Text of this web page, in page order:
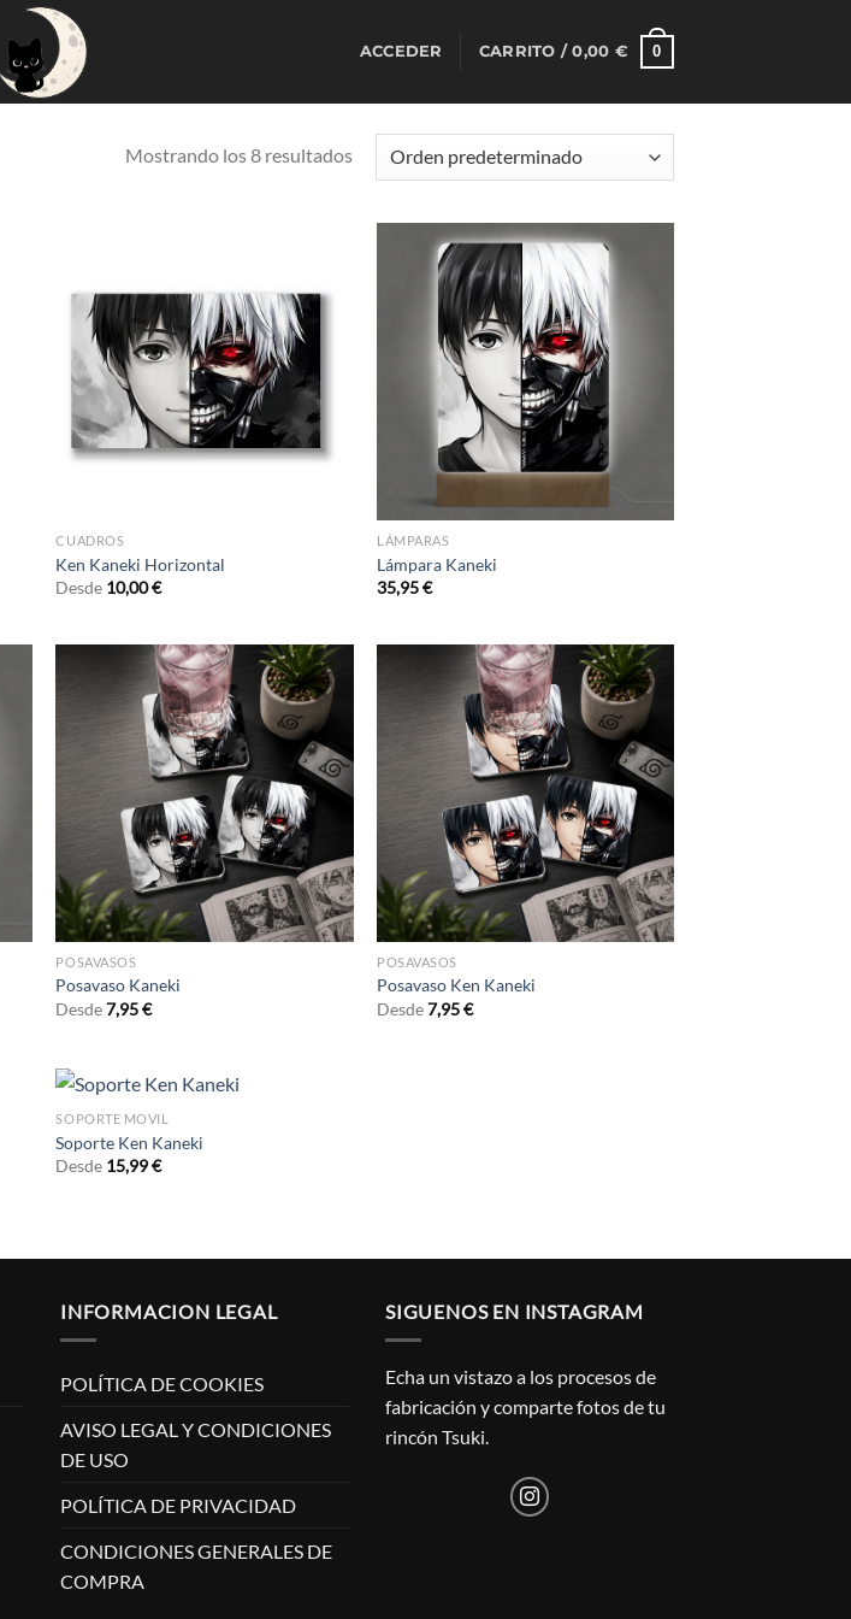
ACCEDER CARRITO /0,00 € 0
Mostrando los 8 resultados
CUADROS
Ken Kaneki Horizontal
Desde 10,00€
LÁMPARAS
Lámpara Kaneki
35,95€
POSAVASOS
Posavaso Kaneki
Desde7,95€
POSAVASOS
Posavaso Ken Kaneki
Desde7,95€
SOPORTE MOVIL
Soporte Ken Kaneki
Desde 15,99€
INFORMACION LEGAL
POLÍTICA DE COOKIES
AVISO LEGAL Y CONDICIONES
DE USO
POLÍTICA DE PRIVACIDAD
CONDICIONES GENERALES DE
COMPRA
SIGUENOS EN INSTAGRAM
Echa un vistazo a los procesos de
fabricación y comparte fotos de tu
rincón Tsuki.